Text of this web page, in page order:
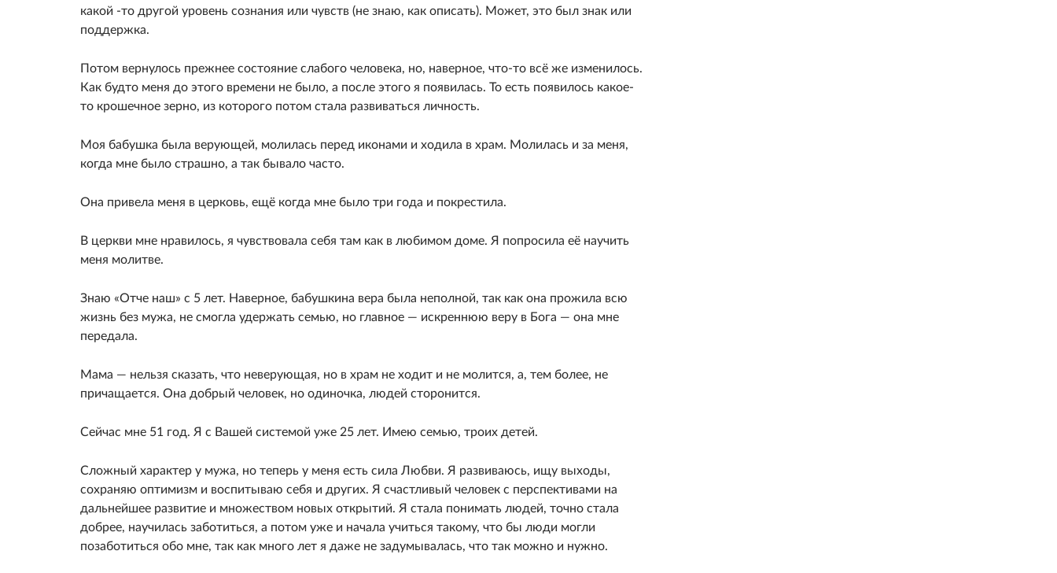
какой -то другой уровень сознания или чувств (не знаю, как описать). Может, это был знак или
поддержка.
Потом вернулось прежнее состояние слабого человека, но, наверное, что-то всё же изменилось.
Как будто меня до этого времени не было, а после этого я появилась. То есть появилось какое-
то крошечное зерно, из которого потом стала развиваться личность.
Моя бабушка была верующей, молилась перед иконами и ходила в храм. Молилась и за меня,
когда мне было страшно, а так бывало часто.
Она привела меня в церковь, ещё когда мне было три года и покрестила.
В церкви мне нравилось, я чувствовала себя там как в любимом доме. Я попросила её научить
меня молитве.
Знаю «Отче наш» с 5 лет. Наверное, бабушкина вера была неполной, так как она прожила всю
жизнь без мужа, не смогла удержать семью, но главное — искреннюю веру в Бога — она мне
передала.
Мама — нельзя сказать, что неверующая, но в храм не ходит и не молится, а, тем более, не
причащается. Она добрый человек, но одиночка, людей сторонится.
Сейчас мне 51 год. Я с Вашей системой уже 25 лет. Имею семью, троих детей.
Сложный характер у мужа, но теперь у меня есть сила Любви. Я развиваюсь, ищу выходы,
сохраняю оптимизм и воспитываю себя и других. Я счастливый человек с перспективами на
дальнейшее развитие и множеством новых открытий. Я стала понимать людей, точно стала
добрее, научилась заботиться, а потом уже и начала учиться такому, что бы люди могли
позаботиться обо мне, так как много лет я даже не задумывалась, что так можно и нужно.